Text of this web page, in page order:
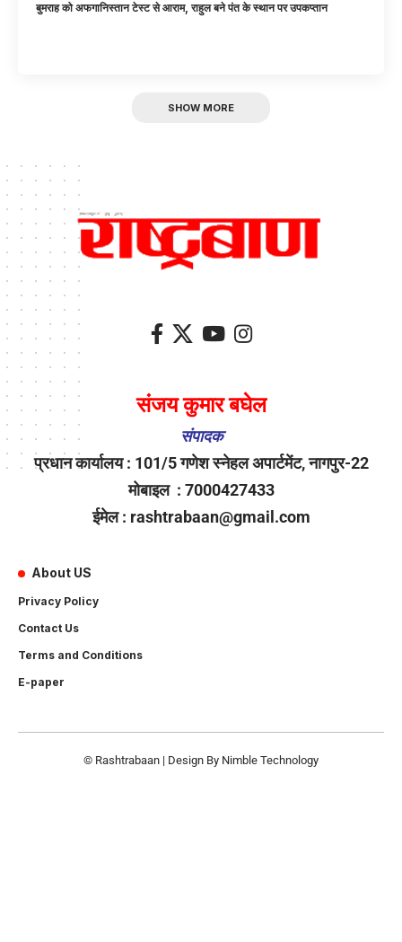
बुमराह को अफगानिस्तान टेस्ट से आराम, राहुल बने पंत के स्थान पर उपकप्तान
SHOW MORE
संजय कुमार बघेल
संपादक
प्रधान कार्यालय : 101/5 गणेश स्नेहल अपार्टमेंट, नागपुर-22
मोबाइल : 7000427433
ईमेल : rashtrabaan@gmail.com
About US
Privacy Policy
Contact Us
Terms and Conditions
E-paper
© Rashtrabaan | Design By Nimble Technology